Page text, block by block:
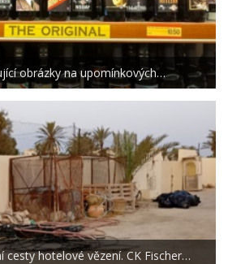
obrázky na upomínkových…
cesty hotelové vězení. CK Fischer…